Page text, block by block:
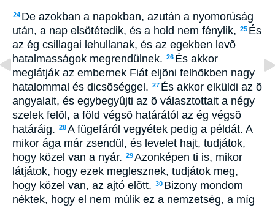
24 De azokban a napokban, azután a nyomorúság
után, a nap elsötétedik, és a hold nem fénylik, 25 És
az ég csillagai lehullanak, és az egekben levõ
hatalmasságok megrendülnek. 26 És akkor
meglátják az embernek Fiát eljõni felhõkben nagy
hatalommal és dicsõséggel. 27 És akkor elküldi az õ
angyalait, és egybegyûjti az õ választottait a négy
szelek felõl, a föld végsõ határától az ég végsõ
határáig. 28A fügefáról vegyétek pedig a példát. A
mikor ága már zsendül, és levelet hajt, tudjátok,
hogy közel van a nyár. 29Azonképen ti is, mikor
látjátok, hogy ezek meglesznek, tudjátok meg,
hogy közel van, az ajtó elõtt. 30 Bizony mondom
néktek, hogy el nem múlik ez a nemzetség, a míg